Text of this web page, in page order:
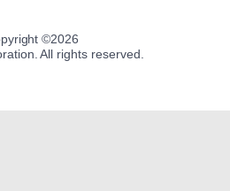
©2026
All rights reserved.